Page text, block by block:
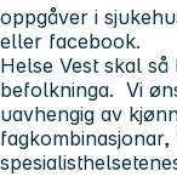
oppgåver i
eller facebook.
Helse Vest skal
befolkninga. Vi
uavhengig av